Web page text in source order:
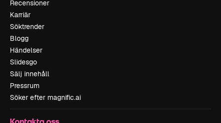
Recensioner
Karriär
Söktrender
Blogg
Händelser
Slidesgo
Sälj innehåll
Pressrum
Söker efter magnific.ai